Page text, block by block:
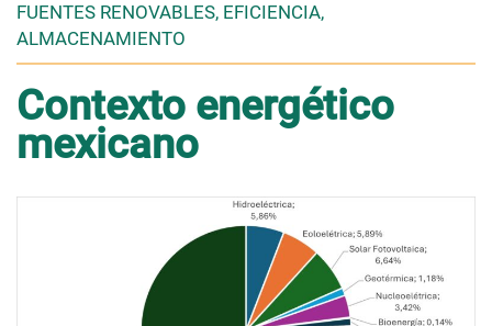
FUENTES RENOVABLES, EFICIENCIA,
ALMACENAMIENTO
Contexto energético
mexicano